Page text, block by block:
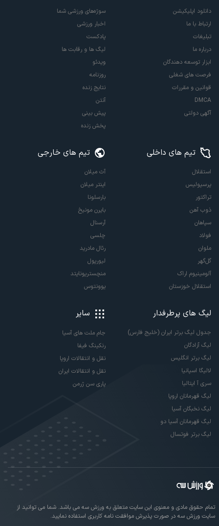
دانلود اپلیکیشن
ارتباط با ما
تبلیغات
درباره ما
ابزار توسعه دهندگان
فرصت های شغلی
قوانین و مقررات
DMCA
آگهی دولتی
سوژه‌های ورزشی شما
اخبار ورزشی
پادکست
لیگ ها و رقابت ها
ویدئو
روزنامه
نتایج زنده
آنتن
پیش بینی
پخش زنده
تیم های داخلی
استقلال
پرسپولیس
تراکتور
ذوب آهن
سپاهان
فولاد
ملوان
گل‌گهر
آلومینیوم اراک
استقلال خوزستان
تیم های خارجی
آث میلان
اینتر میلان
بارسلونا
بایرن مونیخ
آرسنال
چلسی
رئال مادرید
لیورپول
منچستریونایتد
یوونتوس
لیگ های پرطرفدار
جدول لیگ برتر ایران (خلیج فارس)
لیگ آزادگان
لیگ برتر انگلیس
لالیگا اسپانیا
سری آ ایتالیا
لیگ قهرمانان اروپا
لیگ نخبگان آسیا
لیگ قهرمانان آسیا دو
لیگ برتر فوتسال
سایر
جام ملت های آسیا
رنکینگ فیفا
نقل و انتقالات اروپا
نقل و انتقالات ایران
پاری سن ژرمن
تمام حقوق مادی و معنوی این سایت متعلق به ورزش سه می باشد. شما می توانید از
سایت ورزش سه در صورت پذیرش موافقت نامه کاربری استفاده نمایید.